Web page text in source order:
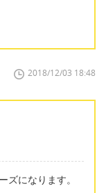
2018/12/03 18:48
になります。